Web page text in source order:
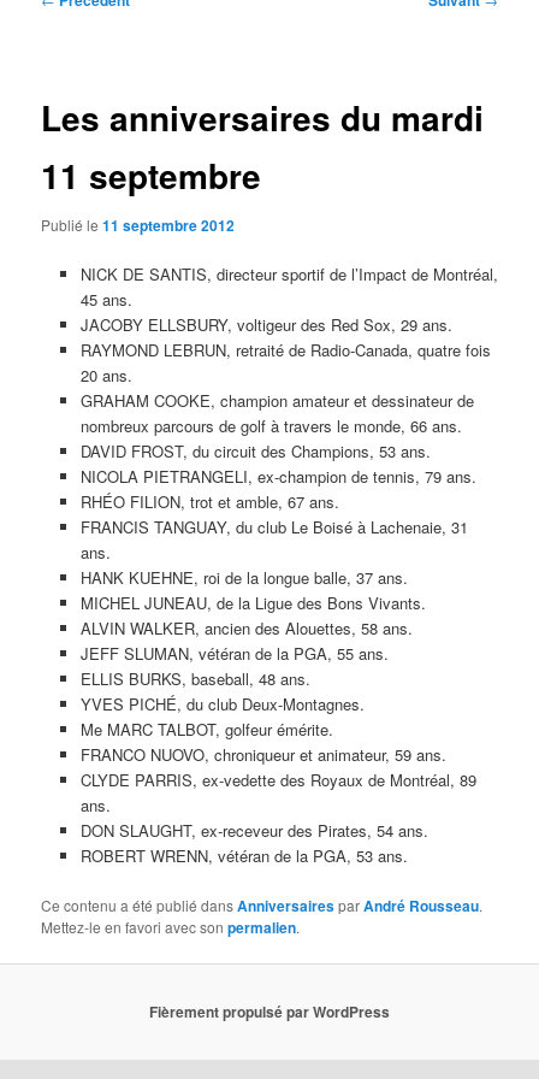
Les anniversaires du mardi
11 septembre
Publié le11 septembre 2012
NICK DE SANTIS, directeur sportif de l’Impact de Montréal,
45 ans.
JACOBY ELLSBURY, voltigeur des Red Sox, 29 ans.
RAYMOND LEBRUN, retraité de Radio-Canada, quatre fois
20 ans.
GRAHAM COOKE, champion amateur et dessinateur de
nombreux parcours de golf à travers le monde, 66 ans.
DAVID FROST, du circuit des Champions, 53 ans.
NICOLA PIETRANGELI, ex-champion de tennis, 79 ans.
RHÉO FILION, trot et amble, 67 ans.
FRANCIS TANGUAY, du club Le Boisé à Lachenaie, 31
ans.
HANK KUEHNE, roi de la longue balle, 37 ans.
MICHEL JUNEAU, de la Ligue des Bons Vivants.
ALVIN WALKER, ancien des Alouettes, 58 ans.
JEFF SLUMAN, vétéran de la PGA, 55 ans.
ELLIS BURKS, baseball, 48 ans.
YVES PICHÉ, du club Deux-Montagnes.
Me MARC TALBOT, golfeur émérite.
FRANCO NUOVO, chroniqueur et animateur, 59 ans.
CLYDE PARRIS, ex-vedette des Royaux de Montréal, 89
ans.
DON SLAUGHT, ex-receveur des Pirates, 54 ans.
ROBERT WRENN, vétéran de la PGA, 53 ans.
Ce contenu a été publié dansAnniversairesparAndré Rousseau.
Mettez-le en favori avec sonpermalien.
Fièrement propulsé par WordPress